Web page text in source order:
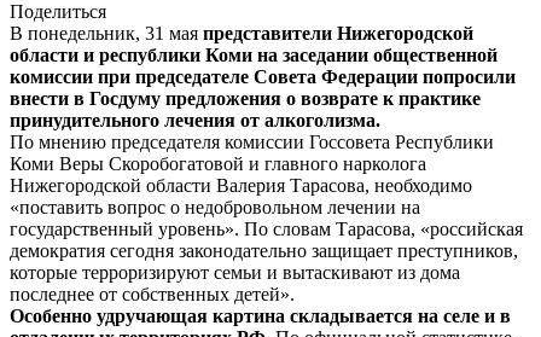
Поделиться
В понедельник, 31 мая представители Нижегородской
области и республики Коми на заседании общественной
комиссии при председателе Совета Федерации попросили
внести в Госдуму предложения о возврате к практике
принудительного лечения от алкоголизма.
По мнению председателя комиссии Госсовета Республики
Коми Веры Скоробогатовой и главного нарколога
Нижегородской области Валерия Тарасова, необходимо
«поставить вопрос о недобровольном лечении на
государственный уровень». По словам Тарасова, «российская
демократия сегодня законодательно защищает преступников,
которые терроризируют семьи и вытаскивают из дома
последнее от собственных детей».
Особенно удручающая картина складывается на селе и в